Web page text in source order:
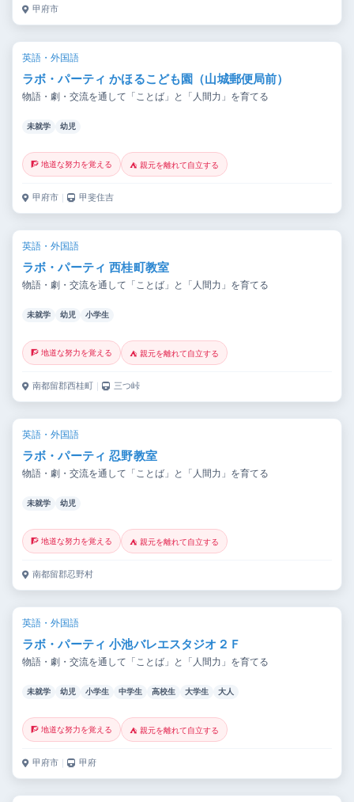
甲府市
英語・外国語
ラボ・パーティ かほるこども園（山城郵便局前）
物語・劇・交流を通して「ことば」と「人間力」を育てる
未就学 幼児
🧗 地道な努力を覚える ⛺ 親元を離れて自立する
甲府市 ｜ 甲斐住吉
英語・外国語
ラボ・パーティ 西桂町教室
物語・劇・交流を通して「ことば」と「人間力」を育てる
未就学 幼児 小学生
🧗 地道な努力を覚える ⛺ 親元を離れて自立する
南都留郡西桂町 ｜ 三つ峠
英語・外国語
ラボ・パーティ 忍野教室
物語・劇・交流を通して「ことば」と「人間力」を育てる
未就学 幼児
🧗 地道な努力を覚える ⛺ 親元を離れて自立する
南都留郡忍野村
英語・外国語
ラボ・パーティ 小池バレエスタジオ２Ｆ
物語・劇・交流を通して「ことば」と「人間力」を育てる
未就学 幼児 小学生 中学生 高校生 大学生 大人
🧗 地道な努力を覚える ⛺ 親元を離れて自立する
甲府市 ｜ 甲府